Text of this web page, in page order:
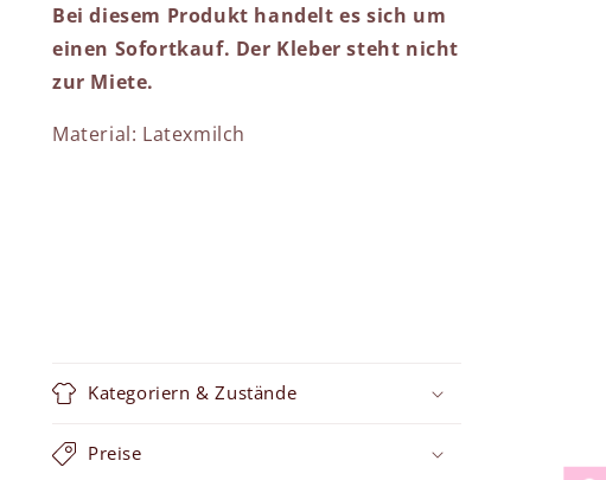
Bei diesem Produkt handelt es sich um
einen Sofortkauf. Der Kleber steht nicht
zur Miete.
Material: Latexmilch
Kategoriern & Zustände
Preise